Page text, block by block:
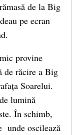
de la Big
pe ecran
provine
de răcire a Big
Soarelui.
lumină
În schimb,
unde oscilează